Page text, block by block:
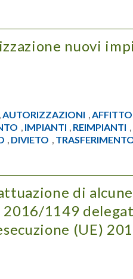
nuovi
,AUTORIZZAZIONI ,AFFITTO
, IMPIANTI , REIMPIANTI ,
, DIVIETO ,
di
2016/1149
(UE)